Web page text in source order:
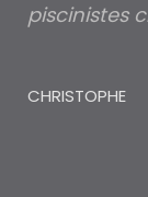
piscinistes
CHRISTOPHE